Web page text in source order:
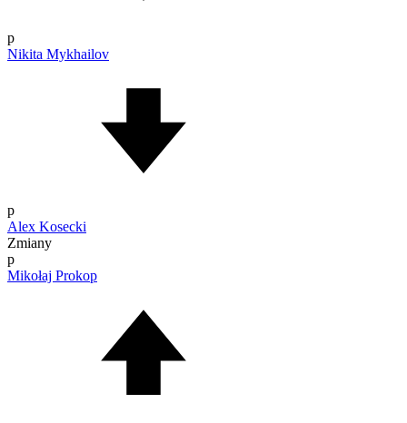
p
Nikita Mykhailov
p
Alex Kosecki
Zmiany
p
Mikołaj Prokop